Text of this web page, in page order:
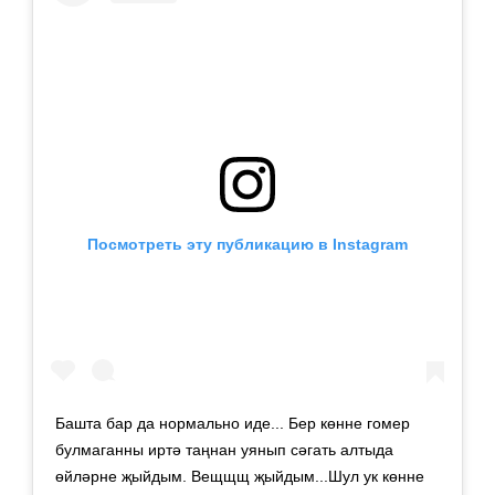
Посмотреть эту публикацию в Instagram
Башта бар да нормально иде... Бер көнне гомер
булмаганны иртә таңнан уянып сәгать алтыда
өйләрне җыйдым. Вещщщ җыйдым...Шул ук көнне